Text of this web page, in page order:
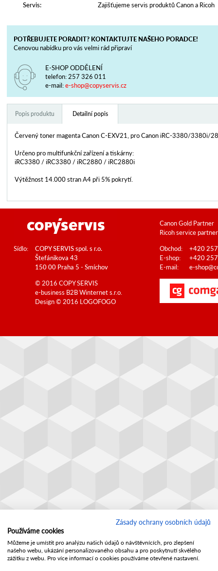
Servis:
Zajišťujeme servis produktů Canon a Ricoh
POTŘEBUJETE PORADIT? KONTAKTUJTE NAŠEHO PORADCE!
Cenovou nabídku pro vás velmi rád připraví
E-SHOP ODDĚLENÍ
telefon: 257 326 011
e-mail:e-shop@copyservis.cz
Popis produktu Detailní popis
Červený toner magenta Canon C-EXV21, pro Canon iRC-3380/3380i/
Určeno pro multifunkční zařízení a tiskárny:
iRC3380 / iRC3380 / iRC2880 / iRC2880i
Výtěžnost 14.000 stran A4 při 5% pokrytí.
Canon Gold Partner
Ricoh service partner
Sídlo:
COPY SERVIS spol. s r.o.
Štefánikova 43
150 00 Praha 5 - Smíchov
Obchod:
+420
E-shop:
+420
E-mail:
e-
© 2016 COPY SERVIS
e-business B2BWinternet s.r.o.
Design © 2016 LOGOFOGO
Zásady ochrany osobních údajů
Používáme cookies
Můžeme je umístit pro analýzu našich údajů o návštěvnících, pro zlepšení
našeho webu, ukázání personalizovaného obsahu a pro poskytnutí skvělého
zážitku z webu. Pro více informací o cookies používáme otevřené nastavení.